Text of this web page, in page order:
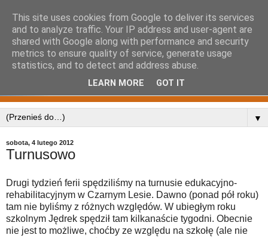
▼
sobota, 4 lutego 2012
Turnusowo
Drugi tydzień ferii spędziliśmy na turnusie edukacyjno-
rehabilitacyjnym w Czarnym Lesie. Dawno (ponad pół roku)
tam nie byliśmy z różnych względów. W ubiegłym roku
szkolnym Jędrek spędził tam kilkanaście tygodni. Obecnie
nie jest to możliwe, choćby ze względu na szkołę (ale nie
This site uses cookies from Google to deliver its services
and to analyze traffic. Your IP address and user-agent are
shared with Google along with performance and security
metrics to ensure quality of service, generate usage
statistics, and to detect and address abuse.
LEARN MORE GOT IT